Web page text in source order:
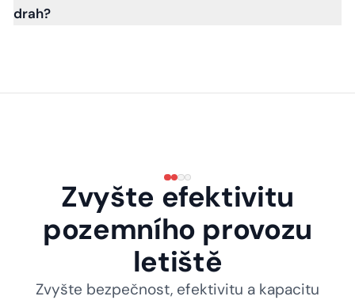
drah?
Zvyšte efektivitu
pozemního provozu
letiště
Zvyšte bezpečnost, efektivitu a kapacitu